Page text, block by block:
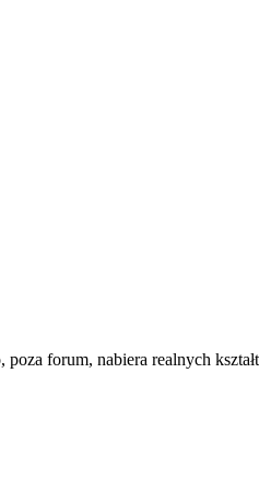
poza forum, nabiera realnych